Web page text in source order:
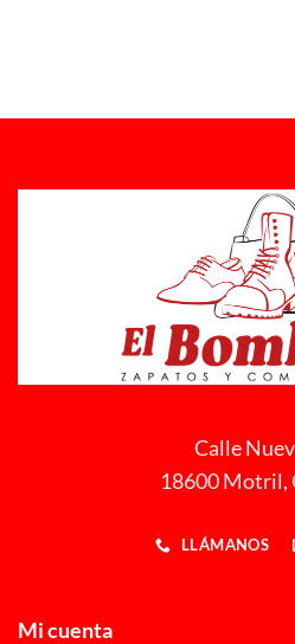
Calle
18600 Motril,
LLÁMANOS
Mi cuenta